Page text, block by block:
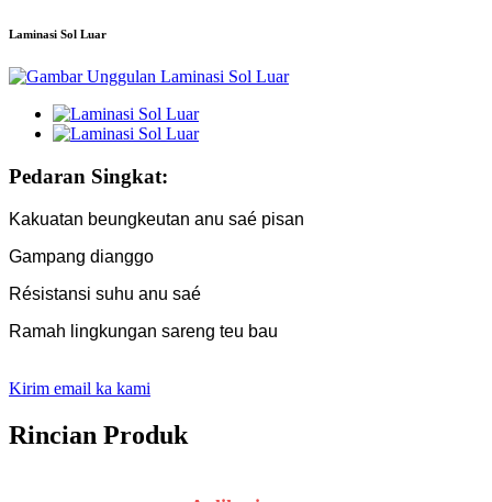
Laminasi Sol Luar
Pedaran Singkat:
Kakuatan beungkeutan anu saé pisan
Gampang dianggo
Résistansi suhu anu saé
Ramah lingkungan sareng teu bau
Kirim email ka kami
Rincian Produk